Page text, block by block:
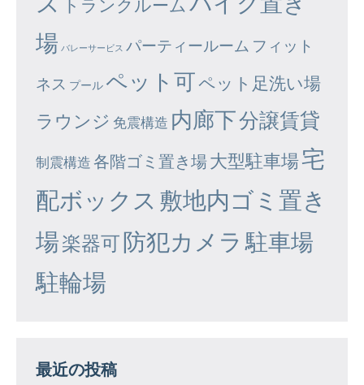
トランクルーム
場 バレーサービス パーティールーム フィット
ネス プール ペット可ペット足洗い場
ラウンジ 免震構造 内廊下分譲賃貸
制震構造 各階ゴミ置き場大型駐車場宅
配ボックス 敷地内ゴミ置き
場楽器可防犯カメラ 駐車場
駐輪場
最近の投稿